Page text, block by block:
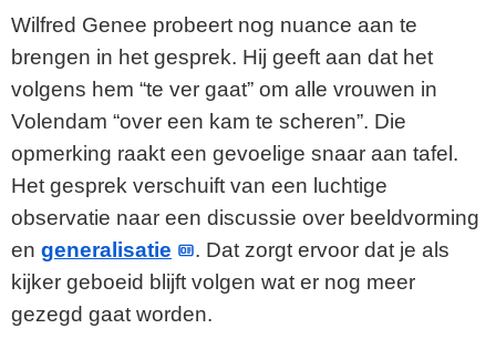
Wilfred Genee probeert nog nuance aan te
brengen in het gesprek. Hij geeft aan dat het
volgens hem “te ver gaat” om alle vrouwen in
Volendam “over een kam te scheren”. Die
opmerking raakt een gevoelige snaar aan tafel.
Het gesprek verschuift van een luchtige
observatie naar een discussie over beeldvorming
en generalisatie
. Dat zorgt ervoor dat je als
kijker geboeid blijft volgen wat er nog meer
gezegd gaat worden.